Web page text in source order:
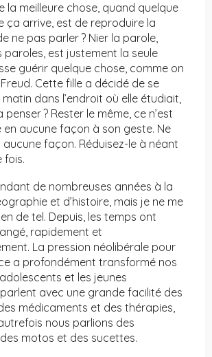
la meilleure chose, quand quelque
ça arrive, est de reproduire la
ne pas parler ? Nier la parole,
paroles, est justement la seule
guérir quelque chose, comme on
Cette fille a décidé de se
dans l’endroit où elle étudiait,
penser ? Rester le même, ce n’est
aucune façon à son geste. Ne
aucune façon. Réduisez-le à néant
fois.
de nombreuses années à la
et d’histoire, mais je ne me
de tel. Depuis, les temps ont
rapidement et
La pression néolibérale pour
a profondément transformé nos
et les jeunes
parlent avec une grande facilité des
médicaments et des thérapies,
nous parlions des
motos et des sucettes.